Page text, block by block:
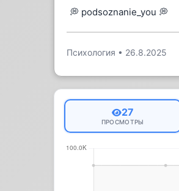
💭 podsoznanie_you 💭
Психология • 26.8.2025
27
ПРОСМОТРЫ